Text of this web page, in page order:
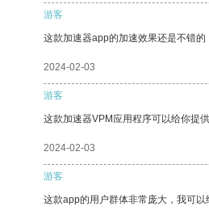
游客
这款加速器app的加速效果还是不错的
2024-02-03
游客
这款加速器VPM应用程序可以给你提
2024-02-03
游客
这款app的用户群体非常庞大，我可以